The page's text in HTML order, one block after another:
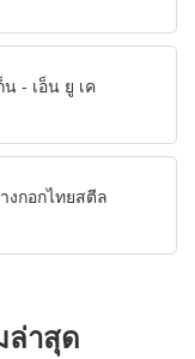
- เอ็น ยู เค
งกอกไทยสตีล
าสุด